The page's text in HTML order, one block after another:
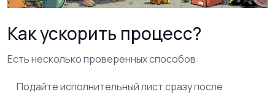
Как ускорить процесс?
Есть несколько проверенных способов:
Подайте исполнительный лист сразу после